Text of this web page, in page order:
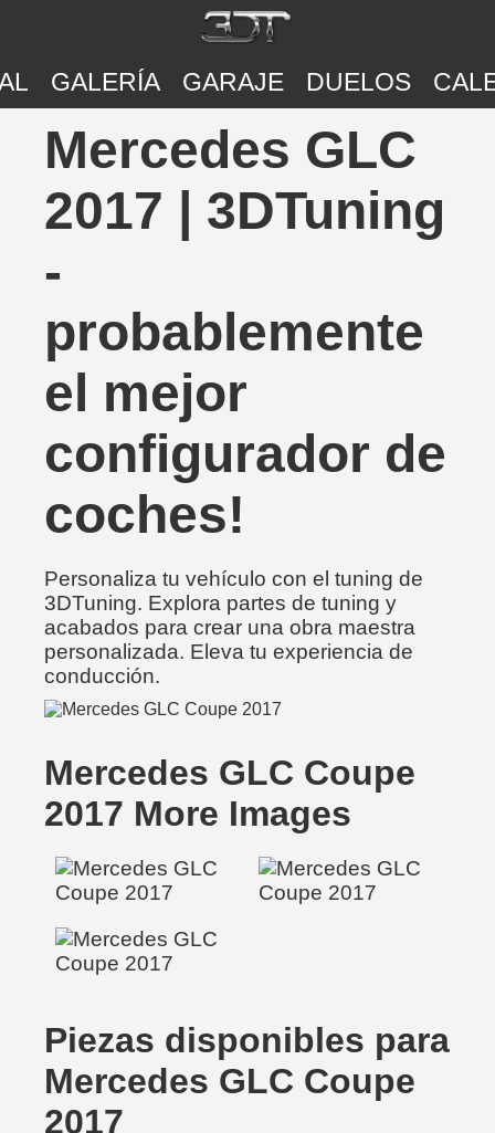
GALERÍA GARAJE DUELOS
Mercedes GLC
2017 | 3DTuning
-
probablemente
el mejor
configurador de
coches!
Personaliza tu vehículo con el tuning de
3DTuning. Explora partes de tuning y
acabados para crear una obra maestra
personalizada. Eleva tu experiencia de
conducción.
Mercedes GLC Coupe
2017 More Images
Piezas disponibles para
Mercedes GLC Coupe
2017